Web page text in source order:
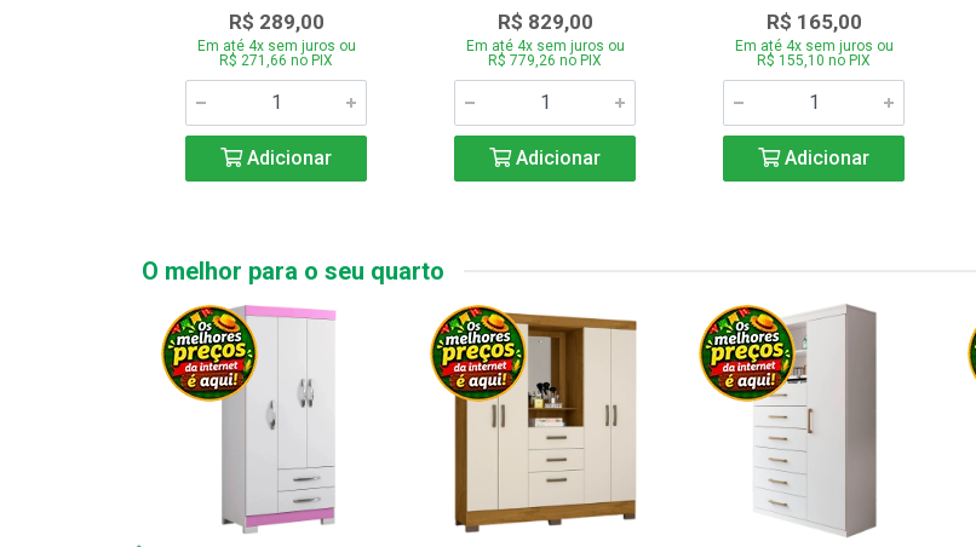
R$ 289,00
Em até 4x sem juros ou
R$ 271,66 no PIX
Adicionar
R$ 829,00
Em até 4x sem juros ou
R$ 779,26 no PIX
Adicionar
R$ 165,00
Em até 4x sem juros ou
R$ 155,10 no PIX
Adicionar
O melhor para o seu quarto